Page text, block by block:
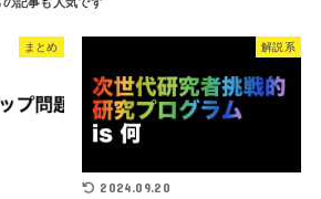
まとめ 解説系
2024.09.20